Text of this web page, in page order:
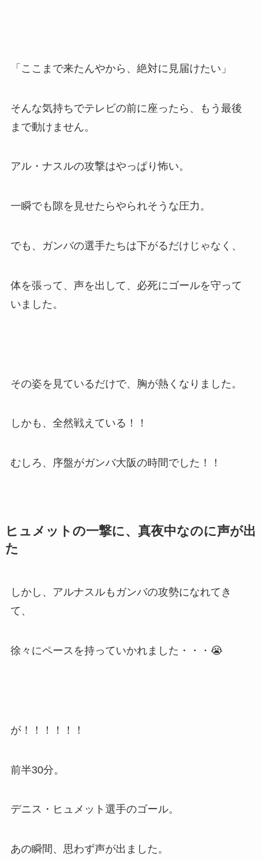
「ここまで来たんやから、絶対に見届けたい」
そんな気持ちでテレビの前に座ったら、もう最後
まで動けません。
アル・ナスルの攻撃はやっぱり怖い。
一瞬でも隙を見せたらやられそうな圧力。
でも、ガンバの選手たちは下がるだけじゃなく、
体を張って、声を出して、必死にゴールを守って
いました。
その姿を見ているだけで、胸が熱くなりました。
しかも、全然戦えている！！
むしろ、序盤がガンバ大阪の時間でした！！
ヒュメットの一撃に、真夜中なのに声が出
た
しかし、アルナスルもガンバの攻勢になれてき
て、
徐々にペースを持っていかれました・・・😭
が！！！！！！
前半30分。
デニス・ヒュメット選手のゴール。
あの瞬間、思わず声が出ました。